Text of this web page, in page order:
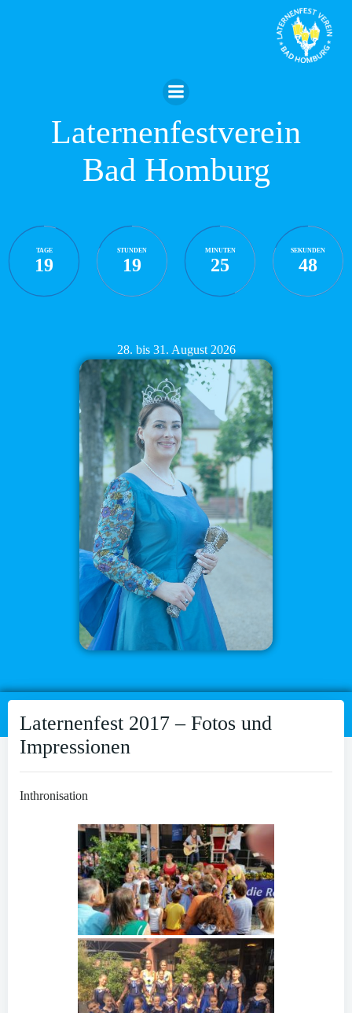
Laternenfestverein
Bad Homburg
TAGE
19
STUNDEN
19
MINUTEN
25
SEKUNDEN
47
28. bis 31. August 2026
Laternenfest 2017 – Fotos und
Impressionen
Inthronisation